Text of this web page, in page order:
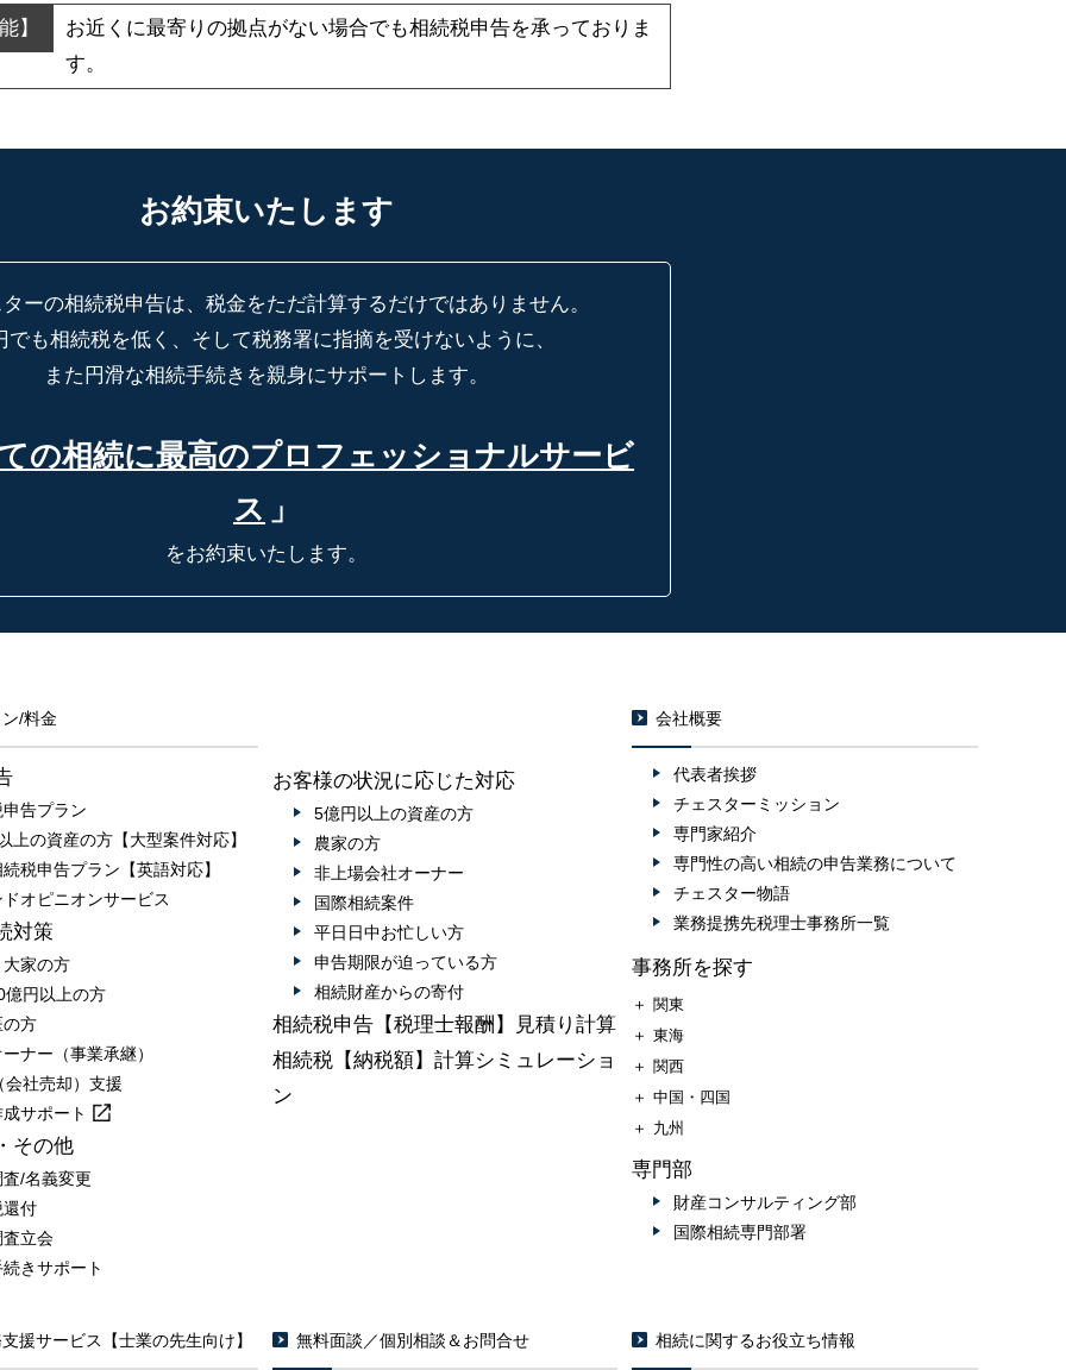
お近くに最寄りの拠点がない場合でも相続税申告を承っておりま
す。
お約束いたします
ーの相続税申告は、税金をただ計算するだけではありません。
でも相続税を低く、そして税務署に指摘を受けないように、
また円滑な相続手続きを親身にサポートします。
の相続に最高のプロフェッショナルサービ
ス 」
をお約束いたします。
/料金
告プラン
上の資産の方【大型案件対応】
税申告プラン【英語対応】
オピニオンサービス
対策
家の方
億円以上の方
の方
ナー（事業承継）
会社売却）支援
成サポート
その他
/名義変更
還付
立会
きサポート
お客様の状況に応じた対応
5億円以上の資産の方
農家の方
非上場会社オーナー
国際相続案件
平日日中お忙しい方
申告期限が迫っている方
相続財産からの寄付
相続税申告【税理士報酬】見積り計算
相続税【納税額】計算シミュレーショ
ン
会社概要
代表者挨拶
チェスターミッション
専門家紹介
専門性の高い相続の申告業務について
チェスター物語
業務提携先税理士事務所一覧
事務所を探す
＋ 関東
＋ 東海
＋ 関西
＋ 中国・四国
＋ 九州
専門部
財産コンサルティング部
国際相続専門部署
援サービス【士業の先生向け】 無料面談／個別相談＆お問合せ 相続に関するお役立ち情報